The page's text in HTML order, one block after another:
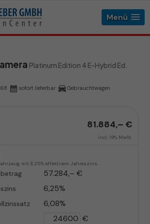
Menü
Platinum Edition 4 E-Hybrid Ed.
sofort lieferbar
Gebrauchtwagen
81.884,– €
incl. 19% MwSt.
mit 6,25% effektivem Jahreszins.
57.284,– €
6,25%
6,08%
€